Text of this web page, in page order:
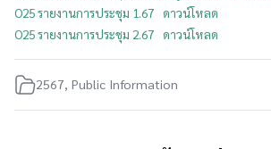
O25 รายงานการประชุม 1.67
ดาวน์โหลด
O25 รายงานการประชุม 2.67
ดาวน์โหลด
2567 Public Information